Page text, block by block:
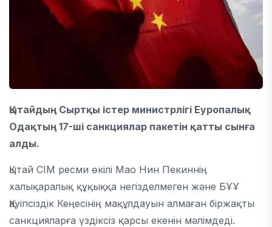
Қытайдың Сыртқы істер министрлігі Еуропалық
Одақтың 17-ші санкциялар пакетін қатты сынға
алды.
Қытай СІМ ресми өкілі Мао Нин Пекиннің
халықаралық құқыққа негізделмеген және БҰҰ
Қауіпсіздік Кеңесінің мақұлдауын алмаған біржақты
санкцияларға үздіксіз қарсы екенін мәлімдеді.